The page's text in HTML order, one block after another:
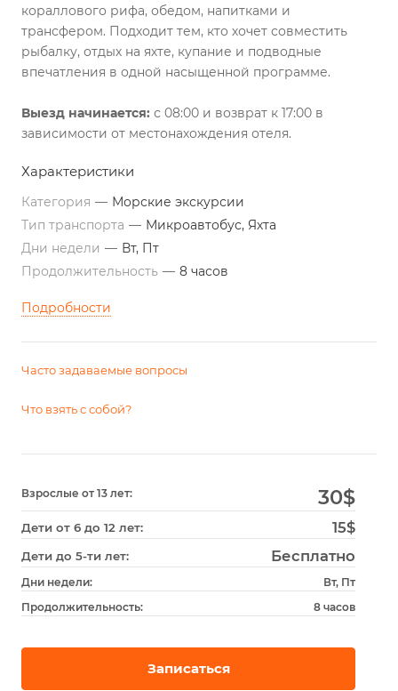
кораллового рифа, обедом, напитками и
трансфером. Подходит тем, кто хочет совместить
рыбалку, отдых на яхте, купание и подводные
впечатления в одной насыщенной программе.
Выезд начинается: с 08:00 и возврат к 17:00 в
зависимости от местонахождения отеля.
Характеристики
Категория — Морские экскурсии
Тип транспорта — Микроавтобус, Яхта
Дни недели — Вт, Пт
Продолжительность — 8 часов
Подробности
Часто задаваемые вопросы
Что взять с собой?
Взрослые от 13 лет: 30$
Дети от 6 до 12 лет: 15$
Дети до 5-ти лет: Бесплатно
Дни недели:
Вт, Пт
Продолжительность:
8 часов
Записаться